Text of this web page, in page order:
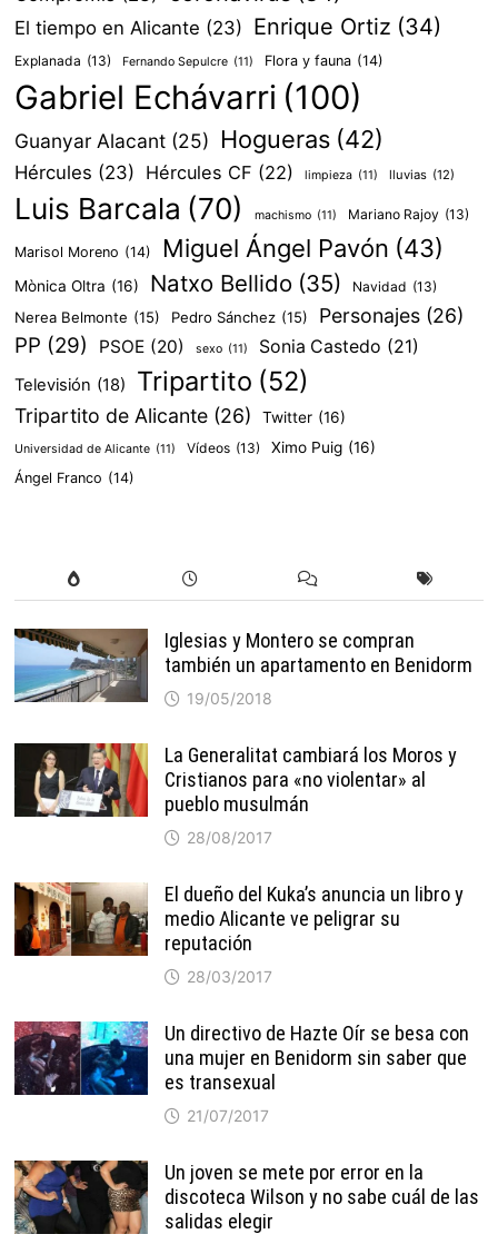
El tiempo en Alicante (23) Enrique Ortiz (34)
Explanada (13) Fernando Sepulcre (11) Flora y fauna (14)
Gabriel Echávarri (100)
Guanyar Alacant (25) Hogueras (42)
Hércules (23) Hércules CF (22) limpieza (11) lluvias (12)
Luis Barcala (70) machismo (11) Mariano Rajoy (13)
Marisol Moreno (14) Miguel Ángel Pavón (43)
Mònica Oltra (16) Natxo Bellido (35) Navidad (13)
Nerea Belmonte (15) Pedro Sánchez (15) Personajes (26)
PP (29) PSOE (20) sexo (11) Sonia Castedo (21)
Televisión (18) Tripartito (52)
Tripartito de Alicante (26) Twitter (16)
Universidad de Alicante (11) Vídeos (13) Ximo Puig (16)
Ángel Franco (14)
Iglesias y Montero se compran
también un apartamento en Benidorm
19/05/2018
La Generalitat cambiará los Moros y
Cristianos para «no violentar» al
pueblo musulmán
28/08/2017
El dueño del Kuka’s anuncia un libro y
medio Alicante ve peligrar su
reputación
28/03/2017
Un directivo de Hazte Oír se besa con
una mujer en Benidorm sin saber que
es transexual
21/07/2017
Un joven se mete por error en la
discoteca Wilson y no sabe cuál de las
salidas elegir